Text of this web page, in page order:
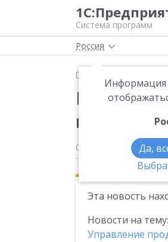
Система программ
Россия
Информация
Да,
Главная
Новая
09.11.2023
Эта новость
Новости на тему:
Управление